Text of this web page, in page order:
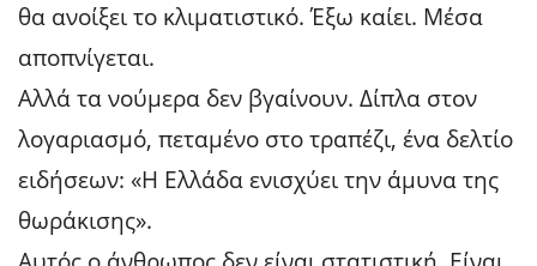
θα ανοίξει το κλιματιστικό. Έξω καίει. Μέσα
αποπνίγεται.
Αλλά τα νούμερα δεν βγαίνουν. Δίπλα στον
λογαριασμό, πεταμένο στο τραπέζι, ένα δελτίο
ειδήσεων: «Η Ελλάδα ενισχύει την άμυνα της
θωράκισης».